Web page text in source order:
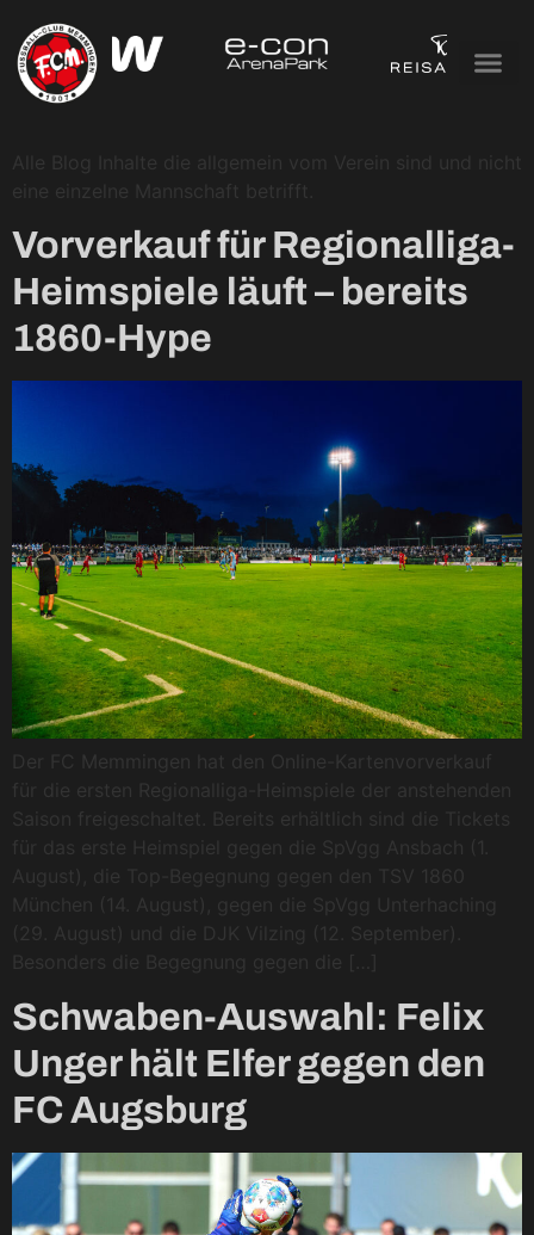
Kategorie:Vereins
News
Alle Blog Inhalte die allgemein vom Verein sind und nicht
eine einzelne Mannschaft betrifft.
Vorverkauf für Regionalliga-
Heimspiele läuft – bereits
1860-Hype
Der FC Memmingen hat den Online-Kartenvorverkauf
für die ersten Regionalliga-Heimspiele der anstehenden
Saison freigeschaltet. Bereits erhältlich sind die Tickets
für das erste Heimspiel gegen die SpVgg Ansbach (1.
August), die Top-Begegnung gegen den TSV 1860
München (14. August), gegen die SpVgg Unterhaching
(29. August) und die DJK Vilzing (12. September).
Besonders die Begegnung gegen die […]
Schwaben-Auswahl: Felix
Unger hält Elfer gegen den
FC Augsburg